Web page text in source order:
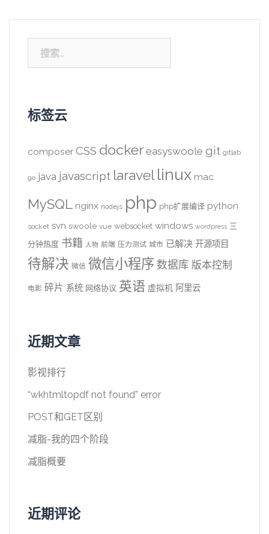
索：
标签云
composer CSS docker easyswoole git gitlab
go java javascript laravel linux mac
MySQL nginx nodejs php php扩展编译 python
socket svn swoole vue websocket windows wordpress 三
分钟热度 书籍 人物 前端 压力测试 城市 已解决 开源项目
待解决 微信 微信小程序 数据库 版本控制
电影 碎片 系统 网络协议 英语 虚拟机 阿里云
近期文章
影视排行
“wkhtmltopdf not found” error
POST和GET区别
减脂-我的四个阶段
减脂概要
近期评论